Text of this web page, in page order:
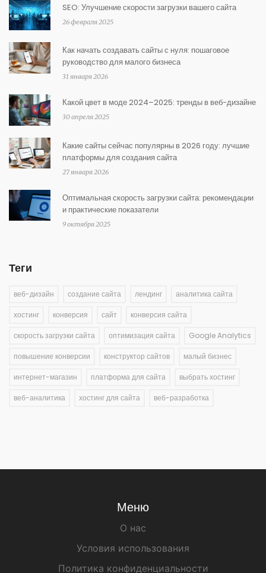
SEO: Улучшение скорости загрузки вашего сайта
26 февраля 2025
Как начать создавать сайты с нуля: пошаговое
руководство для малого бизнеса
31 января 2026
Какой цвет в моде 2024–2025: тренды в веб-дизайне
30 апреля 2025
Какие сайты сейчас популярны в 2026 году: лучшие
платформы для создания сайта
27 января 2026
Оптимальная скорость загрузки сайта: рекомендации
и практические показатели
9 октября 2025
Теги
веб-дизайн создание сайта лендинг аналитика сайта
хостинг конверсия сайт конверсия сайта
скорость загрузки сайта оптимизация сайта Google Analytics
повышение конверсии конструктор сайтов малый бизнес
интернет-магазин платформа для сайта выбрать хостинг
веб-аналитика хостинг для сайта веб-разработка
Меню
О нас
Условия использования
Политика конфиденциальности